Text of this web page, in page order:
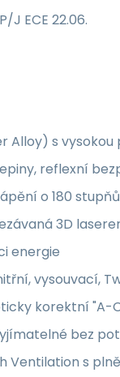
J ECE 22.06.
Alloy) s
reflexní
o 180 stupňů
3D
energie
vysouvací,
korektní "A-
bez
Ventilation s